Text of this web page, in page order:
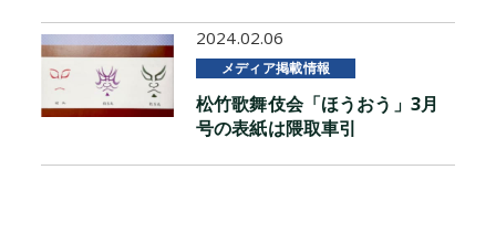
2024.02.06
メディア掲載情報
松竹歌舞伎会「ほうおう」3月
号の表紙は隈取車引